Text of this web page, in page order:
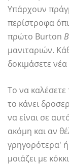
Υπάρχουν
περίστροφα
πρώτο Burton
μανιταριών.
δοκιμάσετε
Το να
το κάνει
να είναι σε
ακόμη και αν
γρηγορότερα' ή
μοιάζει με